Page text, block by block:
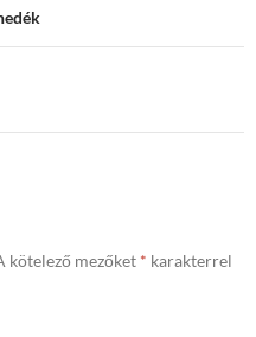
kötelező mezőket * karakterrel